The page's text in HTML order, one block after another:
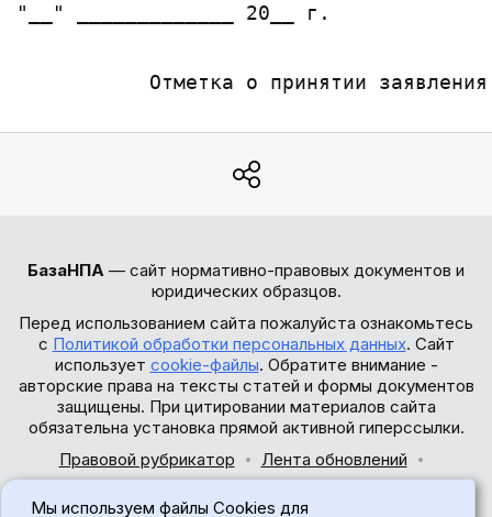
"__" _____________ 20__ г.
БазаНПА — сайт нормативно-правовых документов и
юридических образцов.
Перед использованием сайта пожалуйста ознакомьтесь
с Политикой обработки персональных данных. Сайт
использует cookie-файлы. Обратите внимание -
авторские права на тексты статей и формы документов
защищены. При цитировании материалов сайта
обязательна установка прямой активной гиперссылки.
Правовой рубрикатор
Лента обновлений
Мы используем файлы Cookies для